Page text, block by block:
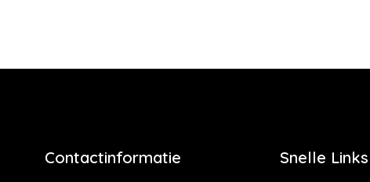
Contactinformatie Snelle Links